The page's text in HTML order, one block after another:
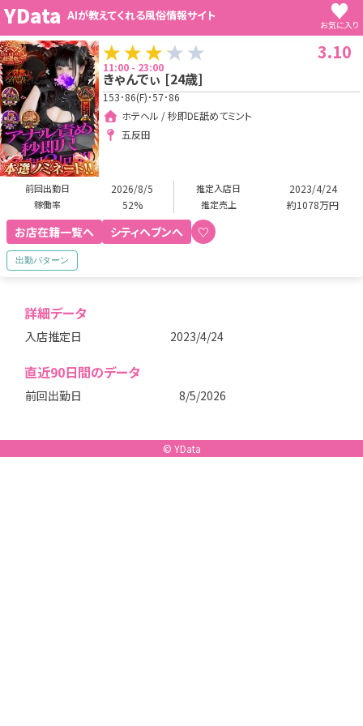
YData AIが教えてくれる風俗情報サイト ♥
お気に入り
3.10
11:00 - 23:00
きゃんでぃ [24歳]
153･86(F)･57･86
ホテヘル / 秒即DE舐めてミント
五反田
前回出勤日 2026/8/5 推定入店日 2023/4/24
稼働率 52% 推定売上 約1078万円
お店在籍一覧へ シティヘブンへ ♡
出勤パターン
詳細データ
入店推定日 2023/4/24
直近90日間のデータ
前回出勤日 8/5/2026
© YData